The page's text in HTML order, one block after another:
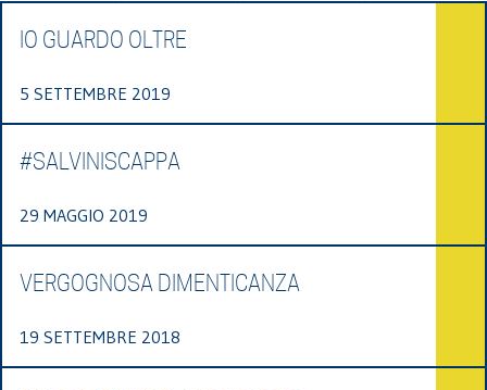
IO GUARDO OLTRE
5 SETTEMBRE 2019
#SALVINISCAPPA
29 MAGGIO 2019
VERGOGNOSA DIMENTICANZA
19 SETTEMBRE 2018